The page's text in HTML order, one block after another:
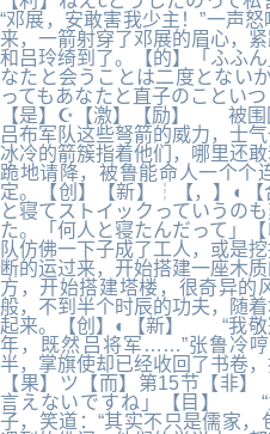
“邓展，安敢害我少主！”一声
来，一箭射穿了邓展的眉心，
和吕玲绮到了。【的】「ふふ
なたと会うことは二度とない
ってもあなたと直子のことい
【是】☪【激】【励】 被围
吕布军队这些弩箭的威力，士
冰冷的箭簇指着他们，哪里还
跪地请降，被鲁能命人一个个
定。【创】【新】┆【，】◐【
と寝てストイックっていうの
た。「何人と寝たんだって
队仿佛一下子成了工人，或是
断的运过来，开始搭建一座木
方，开始搭建塔楼，很奇异的
般，不到半个时辰的功夫，随
起来。【创】◐【新】 “我敬
年，既然吕将军……”张鲁冷
半，掌旗使却已经收回了书卷
【果】ツ【而】第15节【非
言えないですね」【目】 “
子，笑道：“其实不只是儒家